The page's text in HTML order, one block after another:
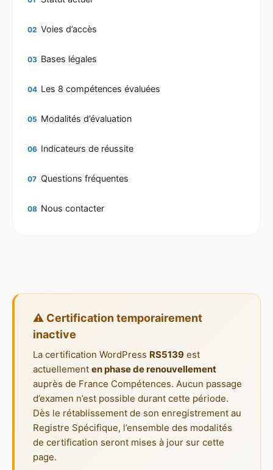
02 Voies d’accès
03 Bases légales
04 Les 8 compétences évaluées
05 Modalités d’évaluation
06 Indicateurs de réussite
07 Questions fréquentes
08 Nous contacter
⚠️ Certification temporairement
inactive
La certification WordPress RS5139 est
actuellement en phase de renouvellement
auprès de France Compétences. Aucun passage
d’examen n’est possible durant cette période.
Dès le rétablissement de son enregistrement au
Registre Spécifique, l’ensemble des modalités
de certification seront mises à jour sur cette
page.